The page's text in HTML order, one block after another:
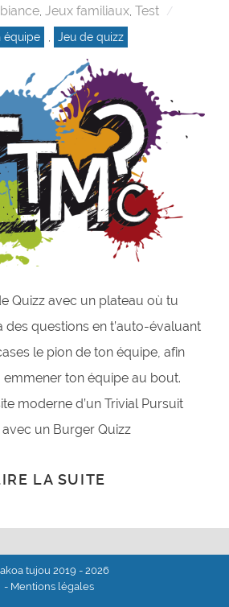
, Jeux familiaux, Test
équipe , Jeu de quizz
Quizz avec un plateau où tu
questions en t’auto-évaluant
le pion de ton équipe, afin
emmener ton équipe au bout.
moderne d’un Trivial Pursuit
un Burger Quizz
LA SUITE
tujou 2019 - 2026
- Mentions légales